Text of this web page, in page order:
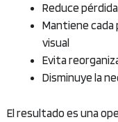
Reduce
Mantiene
visual
Evita
Disminuye la
El resultado es una